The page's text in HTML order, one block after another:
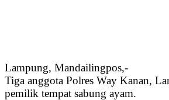
Lampung, Mandailingpos,-
Tiga anggota Polres Way Kanan,
pemilik tempat sabung ayam.